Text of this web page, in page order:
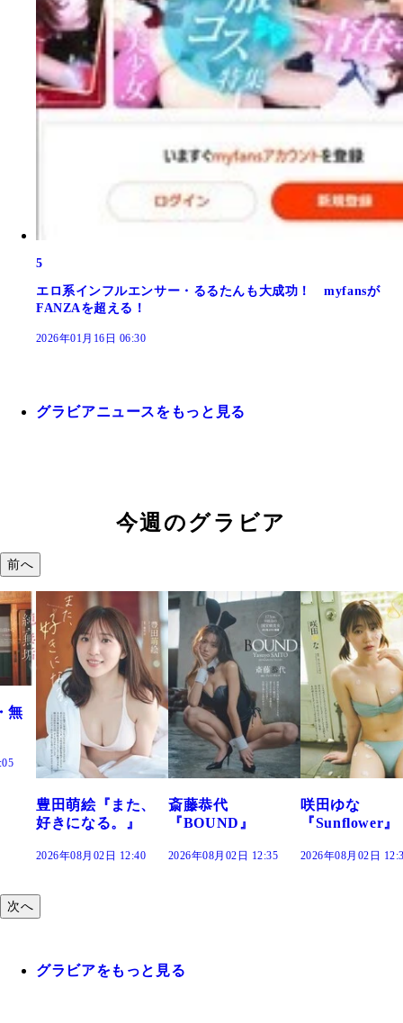
5
エロ系インフルエンサー・るるたんも大成功！ myfansが
FANZAを超える！
2026年01月16日 06:30
グラビアニュースをもっと見る
今週のグラビア
前へ
斎藤恭代
『BOUND』
2026年08月02日 12:35
咲田ゆな
『Sunflower』
2026年08月02日 12:30
藤水咲桜『花
だまり』
2026年08月02日
次へ
グラビアをもっと見る